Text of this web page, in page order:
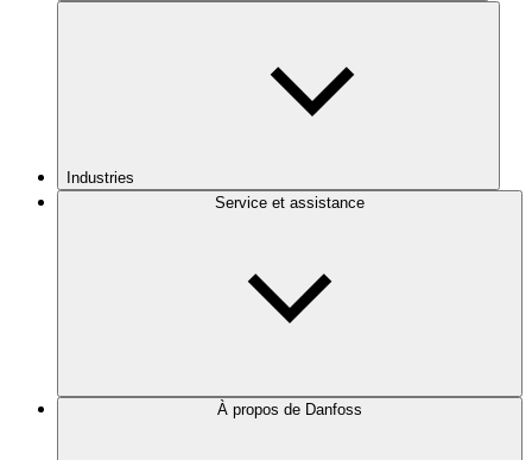
Industries
Service et assistance
À propos de Danfoss